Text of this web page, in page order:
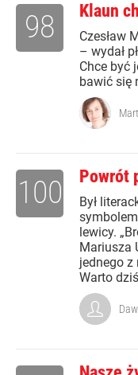
Klaun
Czesław
– wydał
Chce być
bawić się
98
Powrót
Był
lewicy.
Mariusza
jednego
Warto
100